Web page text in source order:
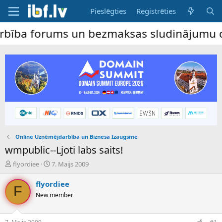
Pieslēgties Reģistrēties
forums un bezmaksas sludinājumu
Online Uzņēmējdarbība un Biznesa Izaugsme
wmpublic--Ljoti labs saits!
P
v
d
i
flyordiee
S
k
m
7. Maijs 2009
F flyordiee
New member